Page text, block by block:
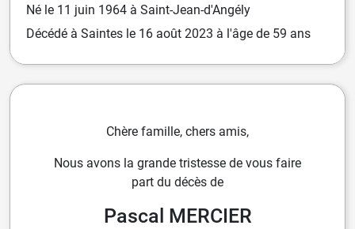
Né le 11 juin 1964 à Saint-Jean-d'Angély
Décédé à Saintes le 16 août 2023 à l'âge de 59 ans
Chère famille, chers amis,
Nous avons la grande tristesse de vous faire
part du décès de
Pascal MERCIER